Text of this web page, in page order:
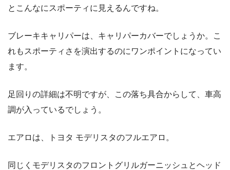
とこんなにスポーティに見えるんですね。
ブレーキキャリパーは、キャリパーカバーでしょうか。こ
れもスポーティさを演出するのにワンポイントになってい
ます。
足回りの詳細は不明ですが、この落ち具合からして、車高
調が入っているでしょう。
エアロは、トヨタ モデリスタのフルエアロ。
同じくモデリスタのフロントグリルガーニッシュとヘッド